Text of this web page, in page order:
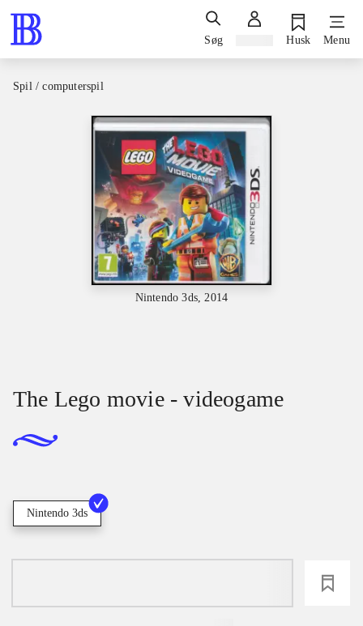
Søg Husk Menu
Spil / computerspil
Nintendo 3ds, 2014
The Lego movie - videogame
Nintendo 3ds